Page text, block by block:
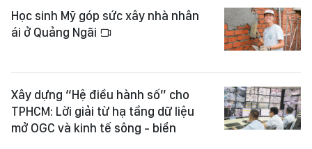
Học sinh Mỹ góp sức xây nhà nhân
ái ở Quảng Ngãi
Xây dựng “Hệ điều hành số” cho
TPHCM: Lời giải từ hạ tầng dữ liệu
mở OGC và kinh tế sông - biển